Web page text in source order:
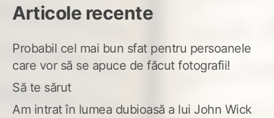
Articole recente
Probabil cel mai bun sfat pentru persoanele
care vor să se apuce de făcut fotografii!
Să te sărut
Am intrat în lumea dubioasă a lui John Wick